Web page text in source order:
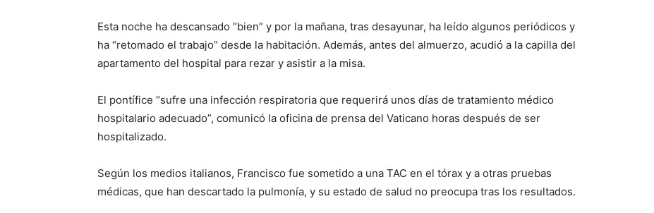
Esta noche ha descansado “bien” y por la mañana, tras desayunar, ha leído algunos periódicos y
ha “retomado el trabajo” desde la habitación. Además, antes del almuerzo, acudió a la capilla del
apartamento del hospital para rezar y asistir a la misa.
El pontífice “sufre una infección respiratoria que requerirá unos días de tratamiento médico
hospitalario adecuado”, comunicó la oficina de prensa del Vaticano horas después de ser
hospitalizado.
Según los medios italianos, Francisco fue sometido a una TAC en el tórax y a otras pruebas
médicas, que han descartado la pulmonía, y su estado de salud no preocupa tras los resultados.